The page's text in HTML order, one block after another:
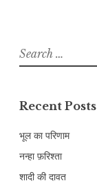
Search
for:
Recent Posts
भूल का परिणाम
नन्हा फ़रिश्ता
शादी की दावत